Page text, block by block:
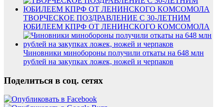
ТВОРЧЕСКОЕ ПОЗДРАВЛЕНИЕ С 30-ЛЕТНИМ
ЮБИЛЕЕМ КПРФ ОТ ЛЕНИНСКОГО КОМСОМОЛА
Чиновники минобороны получили откаты на 648 млн
рублей на закупках ложек, ножей и черпаков
Поделиться в соц. сетях